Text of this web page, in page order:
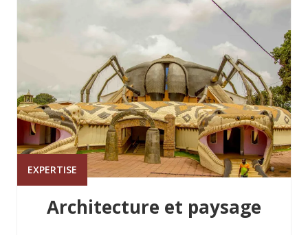
EXPERTISE
Architecture et paysage